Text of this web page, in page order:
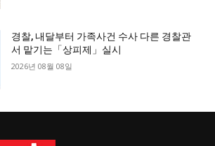
경찰, 내달부터 가족사건 수사 다른 경찰관
서 맡기는「상피제」실시
2026년 08월 08일